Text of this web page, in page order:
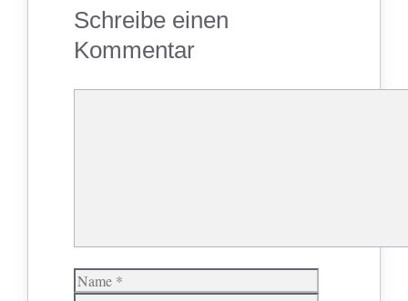
Schreibe einen
Kommentar
Name